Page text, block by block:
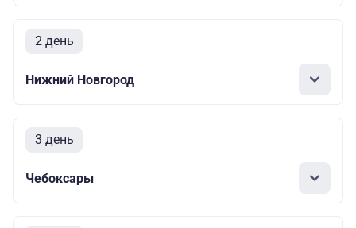
2 день
Нижний Новгород
3 день
Чебоксары